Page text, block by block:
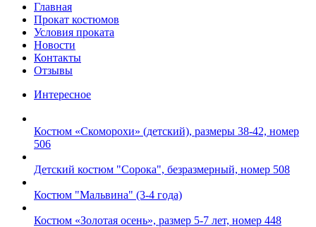
Главная
Прокат костюмов
Условия проката
Новости
Контакты
Отзывы
Интересное
Костюм «Скоморохи» (детский), размеры 38-42, номер
506
Детский костюм "Сорока", безразмерный, номер 508
Костюм "Мальвина" (3-4 года)
Костюм «Золотая осень», размер 5-7 лет, номер 448